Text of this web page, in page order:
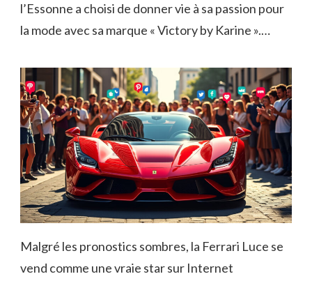
l’Essonne a choisi de donner vie à sa passion pour
la mode avec sa marque « Victory by Karine ».…
Malgré les pronostics sombres, la Ferrari Luce se
vend comme une vraie star sur Internet